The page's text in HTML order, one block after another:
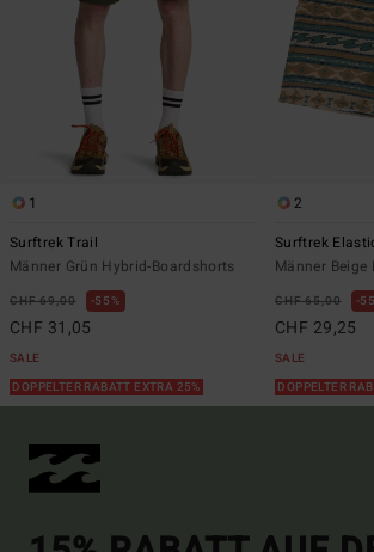
1
Surftrek Trail
Männer Grün Hybrid-Boardshorts
CHF 69,00 55%
CHF 31,05
SALE
DOPPELTER RABATT EXTRA 25%
2
Surftrek
Männer
CHF 65,00
CHF 29,25
SALE
DOPPELTER